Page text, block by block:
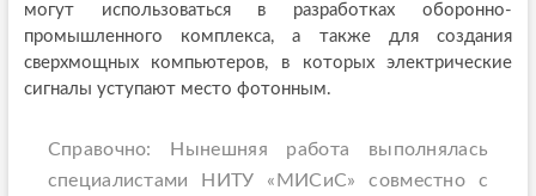
могут использоваться в разработках оборонно-
промышленного комплекса, а также для создания
сверхмощных компьютеров, в которых электрические
сигналы уступают место фотонным.
Справочно: Нынешняя работа выполнялась
специалистами НИТУ «МИСиС» совместно с